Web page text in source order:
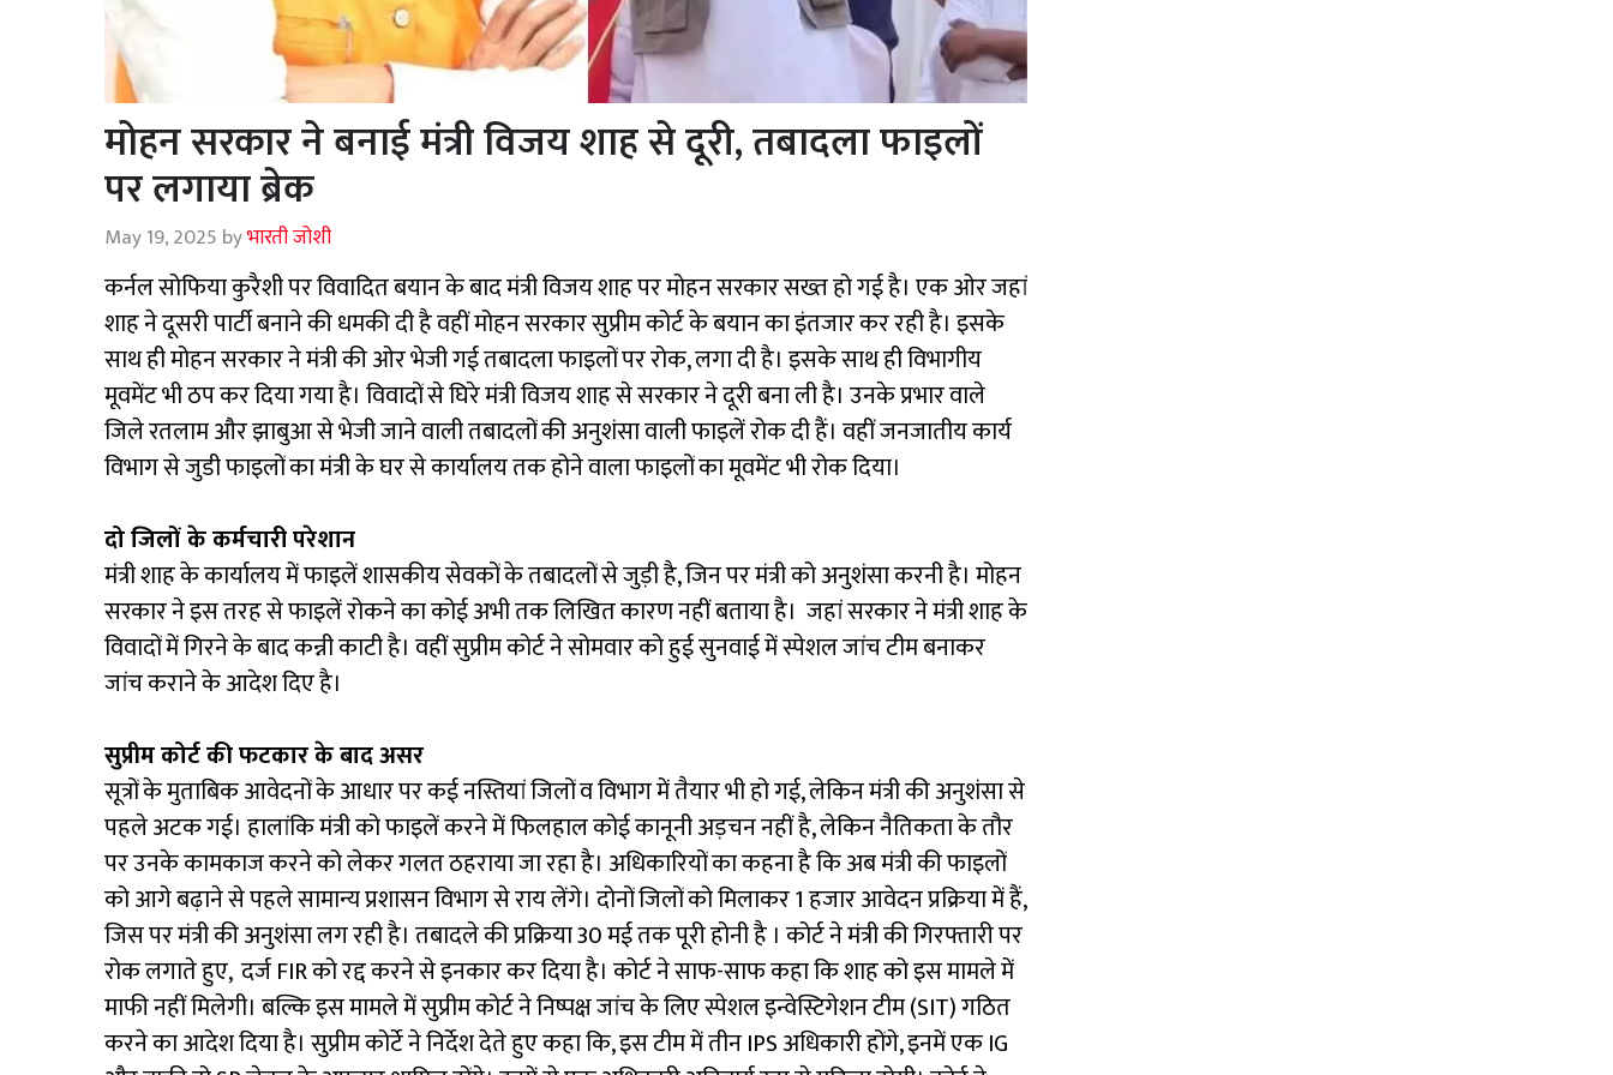
मोहन सरकार ने बनाई मंत्री विजय शाह से दूरी, तबादला फाइलों
पर लगाया ब्रेक
May 19, 2025 byभारती जोशी
कर्नल सोफिया कुरैशी पर विवादित बयान के बाद मंत्री विजय शाह पर मोहन सरकार सख्त हो गई है। एक ओर जहां
शाह ने दूसरी पार्टी बनाने की धमकी दी है वहीं मोहन सरकार सुप्रीम कोर्ट के बयान का इंतजार कर रही है। इसके
साथ ही मोहन सरकार ने मंत्री की ओर भेजी गई तबादला फाइलों पर रोक, लगा दी है। इसके साथ ही विभागीय
मूवमेंट भी ठप कर दिया गया है। विवादों से घिरे मंत्री विजय शाह से सरकार ने दूरी बना ली है। उनके प्रभार वाले
जिले रतलाम और झाबुआ से भेजी जाने वाली तबादलों की अनुशंसा वाली फाइलें रोक दी हैं। वहीं जनजातीय कार्य
विभाग से जुडी फाइलों का मंत्री के घर से कार्यालय तक होने वाला फाइलों का मूवमेंट भी रोक दिया।
दो जिलों के कर्मचारी परेशान
मंत्री शाह के कार्यालय में फाइलें शासकीय सेवकों के तबादलों से जुड़ी है, जिन पर मंत्री को अनुशंसा करनी है। मोहन
सरकार ने इस तरह से फाइलें रोकने का कोई अभी तक लिखित कारण नहीं बताया है। जहां सरकार ने मंत्री शाह के
विवादों में गिरने के बाद कन्नी काटी है। वहीं सुप्रीम कोर्ट ने सोमवार को हुई सुनवाई में स्पेशल जांच टीम बनाकर
जांच कराने के आदेश दिए है।
सुप्रीम कोर्ट की फटकार के बाद असर
सूत्रों के मुताबिक आवेदनों के आधार पर कई नस्तियां जिलों व विभाग में तैयार भी हो गई, लेकिन मंत्री की अनुशंसा से
पहले अटक गई। हालांकि मंत्री को फाइलें करने में फिलहाल कोई कानूनी अड़चन नहीं है, लेकिन नैतिकता के तौर
पर उनके कामकाज करने को लेकर गलत ठहराया जा रहा है। अधिकारियों का कहना है कि अब मंत्री की फाइलों
को आगे बढ़ाने से पहले सामान्य प्रशासन विभाग से राय लेंगे। दोनों जिलों को मिलाकर 1 हजार आवेदन प्रक्रिया में हैं,
जिस पर मंत्री की अनुशंसा लग रही है। तबादले की प्रक्रिया 30 मई तक पूरी होनी है । कोर्ट ने मंत्री की गिरफ्तारी पर
रोक लगाते हुए, दर्ज FIR को रद्द करने से इनकार कर दिया है। कोर्ट ने साफ-साफ कहा कि शाह को इस मामले में
माफी नहीं मिलेगी। बल्कि इस मामले में सुप्रीम कोर्ट ने निष्पक्ष जांच के लिए स्पेशल इन्वेस्टिगेशन टीम (SIT) गठित
करने का आदेश दिया है। सुप्रीम कोर्टे ने निर्देश देते हुए कहा कि, इस टीम में तीन IPS अधिकारी होंगे, इनमें एक IG